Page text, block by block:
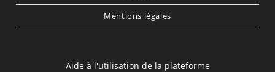
Mentions légales
Aide à l'utilisation de la plateforme